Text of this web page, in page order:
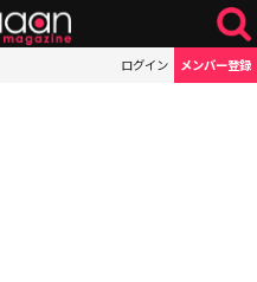
ログイン メンバー登録